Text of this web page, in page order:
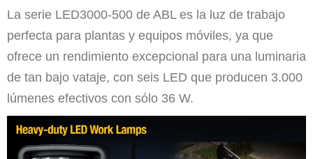
La serie LED3000-500 de ABL es la luz de trabajo
perfecta para plantas y equipos móviles, ya que
ofrece un rendimiento excepcional para una luminaria
de tan bajo vataje, con seis LED que producen 3.000
lúmenes efectivos con sólo 36 W.